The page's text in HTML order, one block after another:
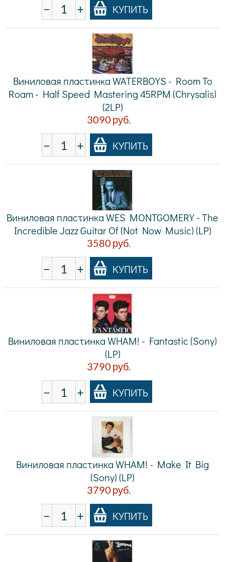
− + КУПИТЬ
Виниловая пластинка WATERBOYS - Room To
Roam - Half Speed Mastering 45RPM (Chrysalis)
(2LP)
3090 руб.
− + КУПИТЬ
Виниловая пластинка WES MONTGOMERY - The
Incredible Jazz Guitar Of (Not Now Music) (LP)
3580 руб.
− + КУПИТЬ
Виниловая пластинка WHAM! - Fantastic (Sony)
(LP)
3790 руб.
− + КУПИТЬ
Виниловая пластинка WHAM! - Make It Big
(Sony) (LP)
3790 руб.
− + КУПИТЬ